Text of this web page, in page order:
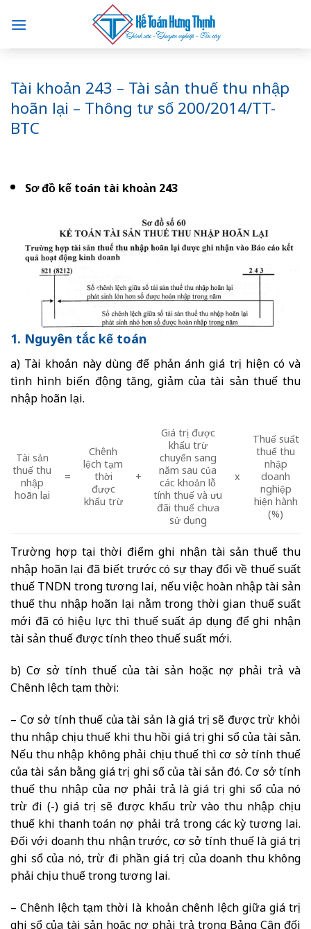
content
Tài khoản 243 – Tài sản thuế thu nhập
hoãn lại – Thông tư số 200/2014/TT-
BTC
Sơ đồ kế toán tài khoản 243
1. Nguyên tắc kế toán
a) Tài khoản này dùng để phản ánh giá trị hiện có và
tình hình biến động tăng, giảm của tài sản thuế thu
nhập hoãn lại.
Tài sản
thuế thu
nhập
hoãn lại
=
Chênh
lệch tạm
thời
được
khấu trừ
+
Giá trị được
khấu trừ
chuyển sang
năm sau của
các khoản lỗ
tính thuế và ưu
đãi thuế chưa
sử dụng
x
Thuế suất
thuế thu
nhập
doanh
nghiệp
hiện hành
(%)
Trường hợp tại thời điểm ghi nhận tài sản thuế thu
nhập hoãn lại đã biết trước có sự thay đổi về thuế suất
thuế TNDN trong tương lai, nếu việc hoàn nhập tài sản
thuế thu nhập hoãn lại nằm trong thời gian thuế suất
mới đã có hiệu lực thì thuế suất áp dụng để ghi nhận
tài sản thuế được tính theo thuế suất mới.
b) Cơ sở tính thuế của tài sản hoặc nợ phải trả và
Chênh lệch tạm thời:
– Cơ sở tính thuế của tài sản là giá trị sẽ được trừ khỏi
thu nhập chịu thuế khi thu hồi giá trị ghi sổ của tài sản.
Nếu thu nhập không phải chịu thuế thì cơ sở tính thuế
của tài sản bằng giá trị ghi sổ của tài sản đó. Cơ sở tính
thuế thu nhập của nợ phải trả là giá trị ghi sổ của nó
trừ đi (-) giá trị sẽ được khấu trừ vào thu nhập chịu
thuế khi thanh toán nợ phải trả trong các kỳ tương lai.
Đối với doanh thu nhận trước, cơ sở tính thuế là giá trị
ghi sổ của nó, trừ đi phần giá trị của doanh thu không
phải chịu thuế trong tương lai.
– Chênh lệch tạm thời là khoản chênh lệch giữa giá trị